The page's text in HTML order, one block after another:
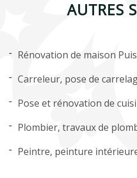
AUTRES
Rénovation de maison
Carreleur, pose de
Pose et rénovation de
Plombier, travaux de
Peintre, peinture